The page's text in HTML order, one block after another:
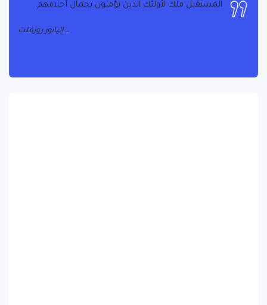
المستقبل ملك لأولئك الذين يؤمنون بجمال أحلامهم.
إليانور روزفلت